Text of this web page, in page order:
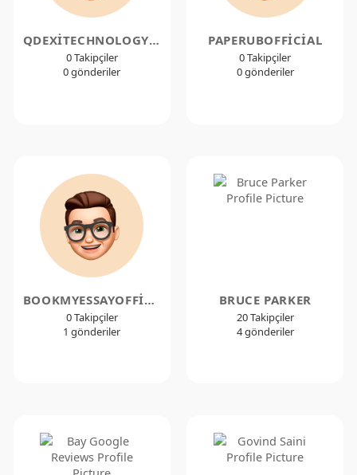
QDEXITECHNOLOGYOFFICIAL
0 Takipçiler
0 gönderiler
PAPERUBOFFICIAL
0 Takipçiler
0 gönderiler
BOOKMYESSAYOFFICIAL
0 Takipçiler
1 gönderiler
BRUCE PARKER
20 Takipçiler
4 gönderiler